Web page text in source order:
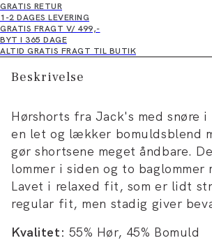
GRATIS RETUR
1-2 DAGES LEVERING
GRATIS FRAGT V/ 499,-
BYT I 365 DAGE
ALTID GRATIS FRAGT TIL BUTIK
Beskrivelse
Hørshorts fra Jack's med snøre
en let og lækker bomuldsblend
gør shortsene meget åndbare.
lommer i siden og to baglommer
Lavet i relaxed fit, som er lidt
regular fit, men stadig giver
Kvalitet: 55% Hør, 45% Bomuld